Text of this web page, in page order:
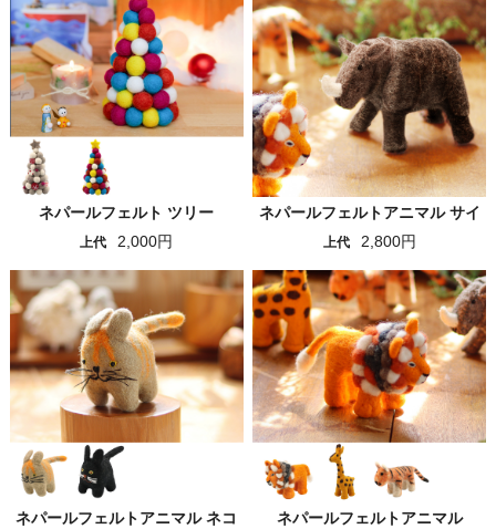
ネパールフェルト ツリー
上代 2,000円
ネパールフェルトアニマル サイ
上代 2,800円
ネパールフェルトアニマル ネコ ネパールフェルトアニマル